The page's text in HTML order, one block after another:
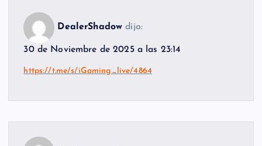
DealerShadow dijo:
30 de Noviembre de 2025 a las 23:14
https://t.me/s/iGaming_live/4864